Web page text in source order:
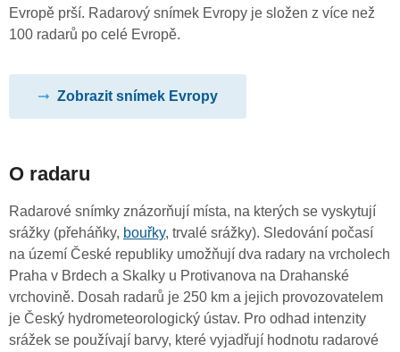
Evropě prší. Radarový snímek Evropy je složen z více než
100 radarů po celé Evropě.
Zobrazit snímek Evropy
O radaru
Radarové snímky znázorňují místa, na kterých se vyskytují
srážky (přeháňky, bouřky, trvalé srážky). Sledování počasí
na území České republiky umožňují dva radary na vrcholech
Praha v Brdech a Skalky u Protivanova na Drahanské
vrchovině. Dosah radarů je 250 km a jejich provozovatelem
je Český hydrometeorologický ústav. Pro odhad intenzity
srážek se používají barvy, které vyjadřují hodnotu radarové